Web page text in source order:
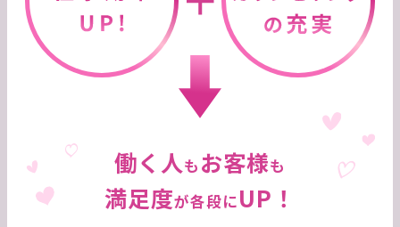
働く人も お客様も
満足度が各段にUP！